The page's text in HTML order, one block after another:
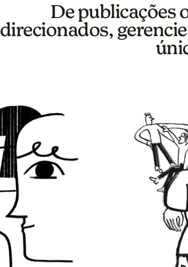
De publicações
direcionados,